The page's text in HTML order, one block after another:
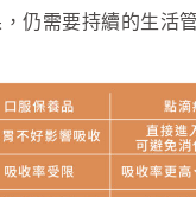
仍需要持續的生活